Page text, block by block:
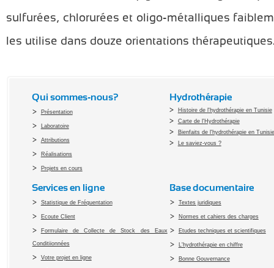
sulfurées, chlorurées et oligo-métalliques
les utilise dans douze orientations
Qui sommes-nous?
Présentation
Laboratoire
Attributions
Réalisations
Projets en cours
Hydrothérapie
Histoire de l'hydrothérapie en Tunisie
Carte de l'Hydrothérapie
Bienfaits de l'hydrothérapie en Tunisie
Le saviez-vous ?
Services en ligne
Statistique de Fréquentation
Ecoute Client
Formulaire de Collecte de Stock des Eaux
Conditiionnées
Votre projet en ligne
Base documentaire
Textes juridiques
Normes et cahiers des charges
Etudes techniques et scientifiques
L'hydrothérapie en chiffre
Bonne Gouvernance